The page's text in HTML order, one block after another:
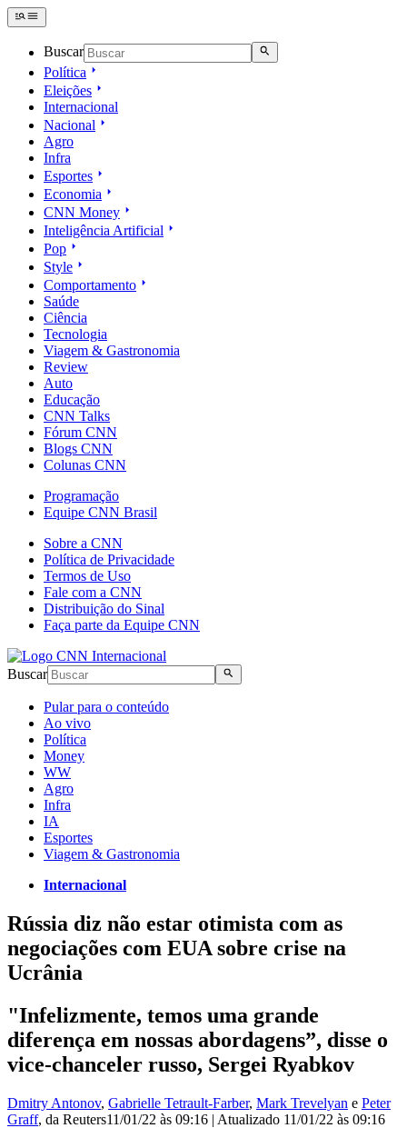
Buscar
Política
Eleições
Internacional
Nacional
Agro
Infra
Esportes
Economia
CNN Money
Inteligência Artificial
Pop
Style
Comportamento
Saúde
Ciência
Tecnologia
Viagem & Gastronomia
Review
Auto
Educação
CNN Talks
Fórum CNN
Blogs CNN
Colunas CNN
Programação
Equipe CNN Brasil
Sobre a CNN
Política de Privacidade
Termos de Uso
Fale com a CNN
Distribuição do Sinal
Faça parte da Equipe CNN
Buscar
Pular para o conteúdo
Ao vivo
Política
Money
WW
Agro
Infra
IA
Esportes
Viagem & Gastronomia
Internacional
Rússia diz não estar otimista com as
negociações com EUA sobre crise na
Ucrânia
"Infelizmente, temos uma grande
diferença em nossas abordagens”, disse o
vice-chanceler russo, Sergei Ryabkov
Dmitry Antonov, Gabrielle Tetrault-Farber, Mark Trevelyan e Peter
Graff, da Reuters11/01/22 às 09:16 | Atualizado 11/01/22 às 09:16